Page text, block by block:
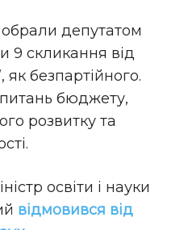
депутатом
9 скликання від
як безпартійного.
питань бюджету,
розвитку та
освіти і науки
відмовився від